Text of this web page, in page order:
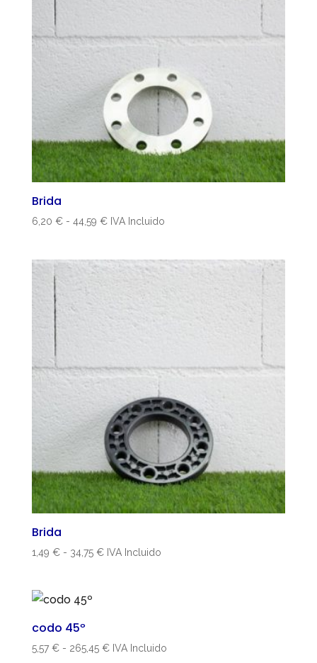
Brida
6,20 € - 44,59 €Rango
desde
44,59 €
IVA Incluido
Brida
1,49 € - 34,75 €Rango
34,75 €
IVA Incluido
codo 45º
5,57 € - 265,45 €Rango
IVA Incluido